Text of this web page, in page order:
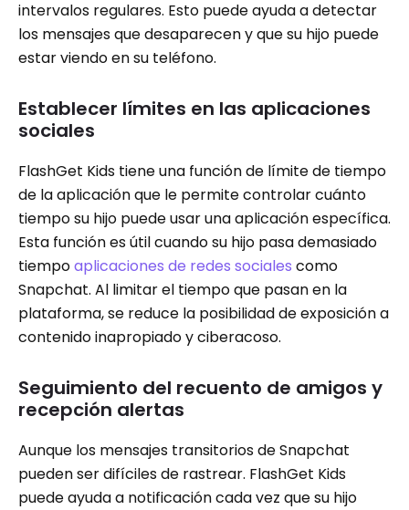
intervalos regulares. Esto puede ayuda a detectar
los mensajes que desaparecen y que su hijo puede
estar viendo en su teléfono.
Establecer límites en las aplicaciones
sociales
FlashGet Kids tiene una función de límite de tiempo
de la aplicación que le permite controlar cuánto
tiempo su hijo puede usar una aplicación específica.
Esta función es útil cuando su hijo pasa demasiado
tiempoaplicaciones de redes sociales como
Snapchat. Al limitar el tiempo que pasan en la
plataforma, se reduce la posibilidad de exposición a
contenido inapropiado y ciberacoso.
Seguimiento del recuento de amigos y
recepción alertas
Aunque los mensajes transitorios de Snapchat
pueden ser difíciles de rastrear. FlashGet Kids
puede ayuda a notificación cada vez que su hijo